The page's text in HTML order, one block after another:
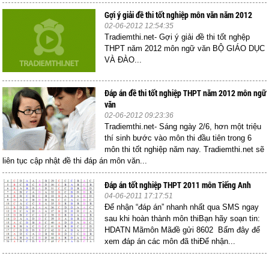
Gợi ý giải đề thi tốt nghiệp môn văn năm 2012
02-06-2012 12:54:35
Tradiemthi.net- Gợi ý giải đề thi tốt nghệp
THPT năm 2012 môn ngữ văn BỘ GIÁO DỤC
VÀ ĐÀO...
Đáp án đề thi tốt nghiệp THPT năm 2012 môn ngữ
văn
02-06-2012 09:23:36
Tradiemthi.net- Sáng ngày 2/6, hơn một triệu
thí sinh bước vào môn thi đầu tiên trong 6
môn thi tốt nghiệp năm nay. Tradiemthi.net sẽ
liên tục cập nhật đề thi đáp án môn văn...
Đáp án tốt nghiệp THPT 2011 môn Tiếng Anh
04-06-2011 17:17:51
Để nhận “đáp án” nhanh nhất qua SMS ngay
sau khi hoàn thành môn thiBạn hãy soạn tin:
HDATN Mãmôn Mãđề gửi 8602 Bấm đây để
xem đáp án các môn đã thiĐể nhận...